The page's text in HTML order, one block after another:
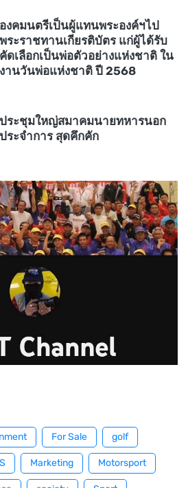
องคมนตรีเป็นผู้แทนพระองค์ฯไป
พระราชทานเกียรติบัตร แก่ผู้ได้รับ
คัดเลือกเป็นพ่อตัวอย่างแห่งชาติ ใน
งานวันพ่อแห่งชาติ ปี 2568
ประชุมใหญ่สมาคมนายทหารนอก
ประจำการ สุดคึกคัก
For Sale golf
Marketing Motorsport